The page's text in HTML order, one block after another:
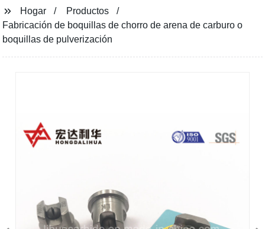
Hogar
Productos
Fabricación de boquillas de chorro de arena de carburo o
boquillas de pulverización